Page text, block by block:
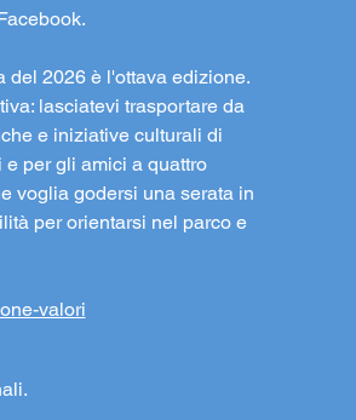
del 2026 è l'ottava edizione.
lasciatevi trasportare da
e iniziative culturali di
per gli amici a quattro
voglia godersi una serata in
per orientarsi nel parco e
valori